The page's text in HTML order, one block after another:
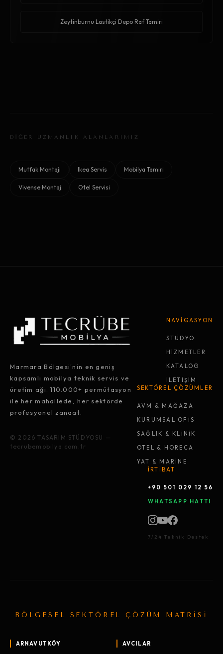
Zeytinburnu Lastikçi Depo Raf Tamiri
DİĞER UZMANLIK ALANLARIMIZ
Mutfak Montajı Ikea Servis Mobilya Tamiri
Vivense Montaj Otel Servisi
Marmara Bölgesi'nin en geniş
kapsamlı mobilya teknik servis ve
üretim ağı. 110.000+ permütasyon
ile her mahallede, her sektörde
profesyonel zanaat.
© 2026 TASARIM STÜDYOSU —
tecrubemobilya.com.tr
NAVİGASYON
STÜDYO
HİZMETLER
KATALOG
İLETİŞİM
SEKTÖREL ÇÖZÜMLER
AVM & MAĞAZA
KURUMSAL OFİS
SAĞLIK & KLİNİK
OTEL & HORECA
YAT & MARİNE
İRTİBAT
+90 501 029 12 56
WHATSAPP HATTI
7/24 Teknik Destek
BÖLGESEL SEKTÖREL ÇÖZÜM MATRİSİ
ARNAVUTKÖY AVCILAR